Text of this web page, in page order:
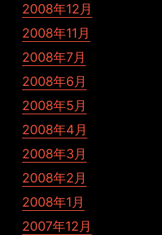
2008年12月
2008年11月
2008年7月
2008年6月
2008年5月
2008年4月
2008年3月
2008年2月
2008年1月
2007年12月